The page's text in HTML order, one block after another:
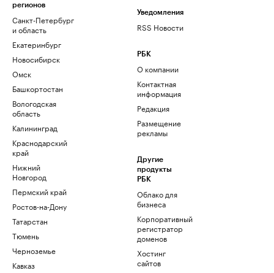
регионов
Санкт-Петербург
и область
Екатеринбург
Новосибирск
Омск
Башкортостан
Вологодская
область
Калининград
Краснодарский
край
Нижний
Новгород
Пермский край
Ростов-на-Дону
Татарстан
Тюмень
Черноземье
Кавказ
Уведомления
RSS Новости
РБК
О компании
Контактная
информация
Редакция
Размещение
рекламы
Другие
продукты
РБК
Облако для
бизнеса
Корпоративный
регистратор
доменов
Хостинг
сайтов